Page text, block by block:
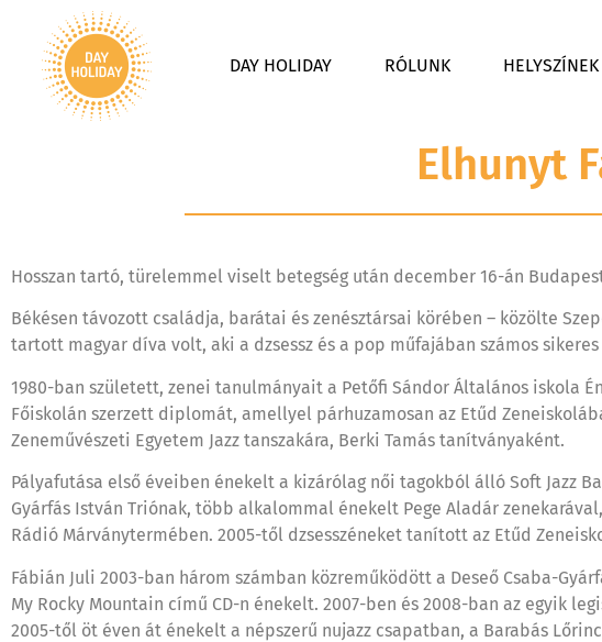
DAY HOLIDAY RÓLUNK HELYSZÍNEK
Elhunyt
Hosszan tartó, türelemmel viselt betegség után december 16-án
Békésen távozott családja, barátai és zenésztársai körében – közölte
tartott magyar díva volt, aki a dzsessz és a pop műfajában számos
1980-ban született, zenei tanulmányait a Petőfi Sándor Általános iskola
Főiskolán szerzett diplomát, amellyel párhuzamosan az Etűd
Zeneművészeti Egyetem Jazz tanszakára, Berki Tamás tanítványaként.
Pályafutása első éveiben énekelt a kizárólag női tagokból álló Soft Jazz
Gyárfás István Triónak, több alkalommal énekelt Pege Aladár
Rádió Márványtermében. 2005-től dzsesszéneket tanított az Etűd
Fábián Juli 2003-ban három számban közreműködött a Deseő Csaba-
My Rocky Mountain című CD-n énekelt. 2007-ben és 2008-ban az egyik
2005-től öt éven át énekelt a népszerű nujazz csapatban, a Barabás